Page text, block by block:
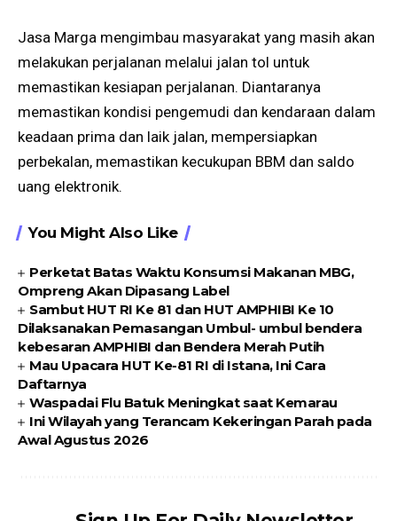
Jasa Marga mengimbau masyarakat yang masih akan
melakukan perjalanan melalui jalan tol untuk
memastikan kesiapan perjalanan. Diantaranya
memastikan kondisi pengemudi dan kendaraan dalam
keadaan prima dan laik jalan, mempersiapkan
perbekalan, memastikan kecukupan BBM dan saldo
uang elektronik.
You Might Also Like
Perketat Batas Waktu Konsumsi Makanan MBG,
Ompreng Akan Dipasang Label
Sambut HUT RI Ke 81 dan HUT AMPHIBI Ke 10
Dilaksanakan Pemasangan Umbul- umbul bendera
kebesaran AMPHIBI dan Bendera Merah Putih
Mau Upacara HUT Ke-81 RI di Istana, Ini Cara
Daftarnya
Waspadai Flu Batuk Meningkat saat Kemarau
Ini Wilayah yang Terancam Kekeringan Parah pada
Awal Agustus 2026